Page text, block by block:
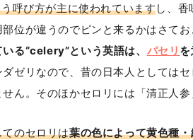
呼び方が主に使われていますし、
位が違うのでピンと来るかはさて
る“celery”という英語は、 パセリ
ダゼリなので、昔の日本人としては
せん。そのほかセロリには「清正人
てのセロリは葉の色によって黄色種